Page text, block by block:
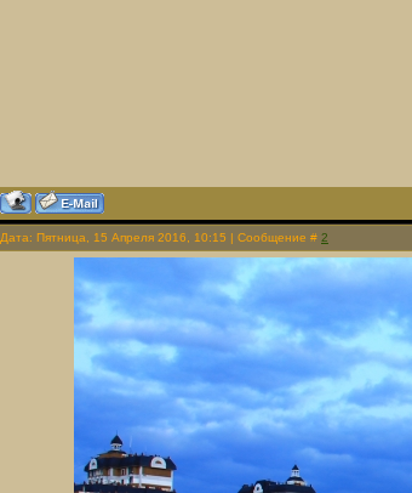
Дата: Пятница, 15 Апреля 2016, 10:15 | Сообщение # 2